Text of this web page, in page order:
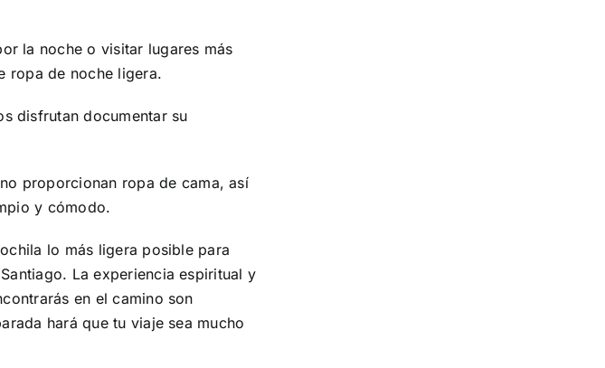
la noche o visitar lugares más
ropa de noche ligera.
disfrutan documentar su
proporcionan ropa de cama, así
y cómodo.
lo más ligera posible para
La experiencia espiritual y
en el camino son
hará que tu viaje sea mucho